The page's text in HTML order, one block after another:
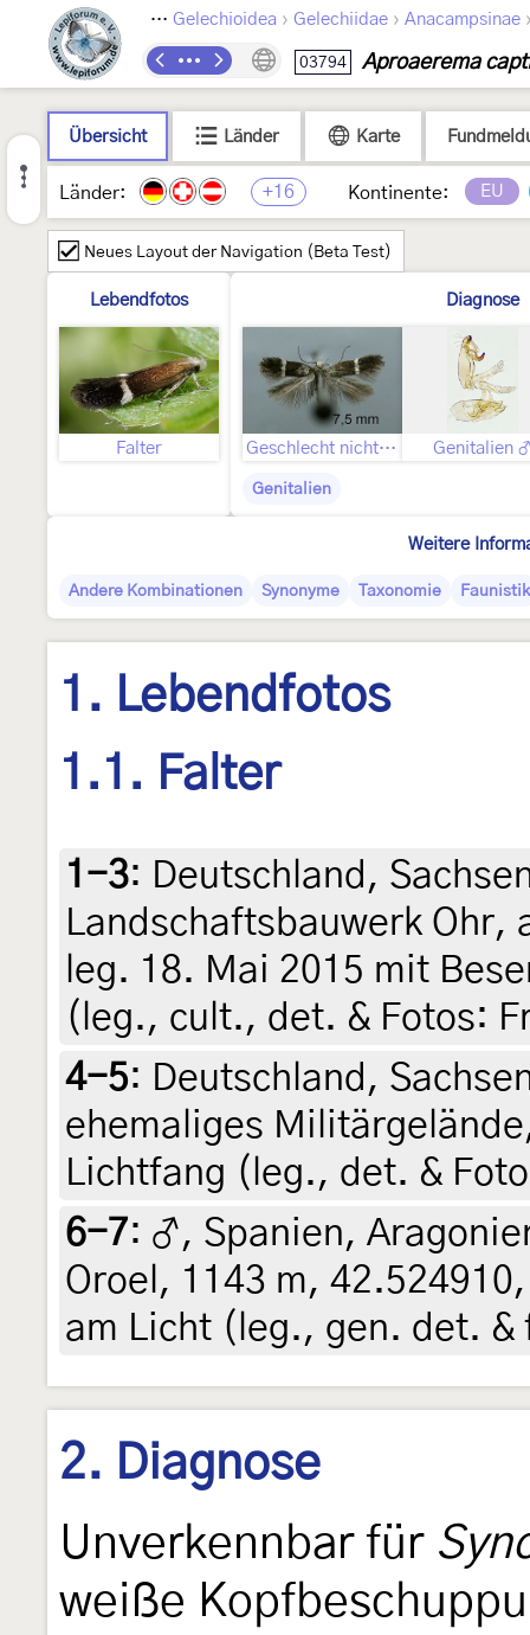
Lepidoptera Gelechioidea › Gelechiidae › Anacampsinae
03794 Aproaerema
Übersicht Länder Karte
Länder: +16 Kontinente: EU
Neues Layout der Navigation (Beta Test)
Lebendfotos
Falter
Diagnose
Geschlecht nicht bestimmt Genitalien
Genitalien
Weitere
Andere Kombinationen Synonyme Taxonomie Faunistik
1. Lebendfotos
1.1. Falter
1-3: Deutschland,
Landschaftsbauwerk Ohr,
leg. 18. Mai 2015 mit
(leg., cult., det. & Fotos:
4-5: Deutschland,
ehemaliges
Lichtfang (leg., det. &
6-7: ♂, Spanien,
Oroel, 1143 m,
am Licht (leg., gen. det.
2. Diagnose
Unverkennbar für
weiße